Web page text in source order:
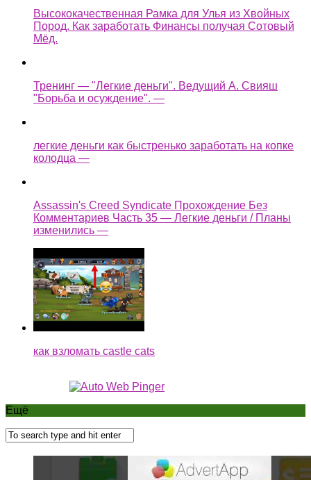
Высококачественная Рамка для Улья из Хвойных
Пород. Как заработать Финансы получая Сотовый
Мёд.
Тренинг — "Легкие деньги". Ведущий А. Свияш
"Борьба и осуждение". —
легкие деньги как быстренько заработать на копке
колодца —
Assassin's Creed Syndicate Прохождение Без
Комментариев Часть 35 — Легкие деньги / Планы
изменились —
как взломать castle cats
Ещё